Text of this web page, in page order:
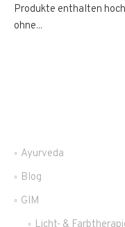
Produkte enthalten
ohne...
Ayurveda
Blog
GIM